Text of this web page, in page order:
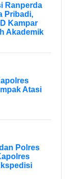
Ranperda
Pribadi,
Kampar
Akademik
Atasi
Polres